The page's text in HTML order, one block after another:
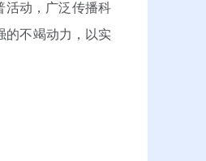
活动，广泛传播科
的不竭动力，以实